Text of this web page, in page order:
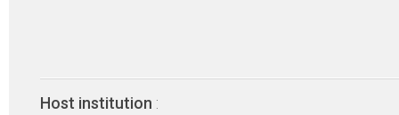
Host institution :